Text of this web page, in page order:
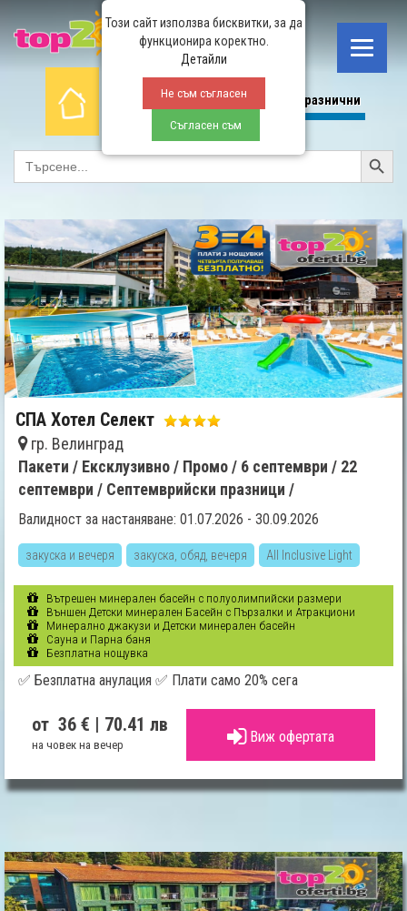
Този сайт използва бисквитки, за да
функционира коректно.
Детайли
Не съм съгласен
Съгласен съм
Начало All Inclusive Планина Празнични
SEARCH
FOR:
Search Button
СПА Хотел Селект
гр. Велинград
Пакети / Ексклузивно / Промо / 6 септември / 22
септември / Септемврийски празници /
Валидност за настаняване: 01.07.2026 - 30.09.2026
закуска и вечеря закуска, обяд, вечеря All Inclusive Light
Вътрешен минерален басейн с полуолимпийски размери
Външен Детски минерален Басейн с Пързалки и Атракциони
Минерално джакузи и Детски минерален басейн
Сауна и Парна баня
Безплатна нощувка
✅ Безплатна анулация ✅ Плати само 20% сега
от 36 € | 70.41 лв
на човек на вечер Виж офертата